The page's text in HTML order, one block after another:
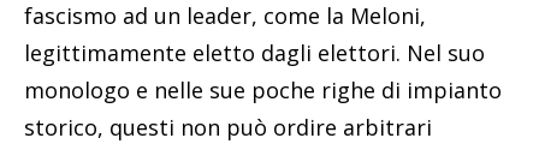
fascismo ad un leader, come la Meloni,
legittimamente eletto dagli elettori. Nel suo
monologo e nelle sue poche righe di impianto
storico, questi non può ordire arbitrari